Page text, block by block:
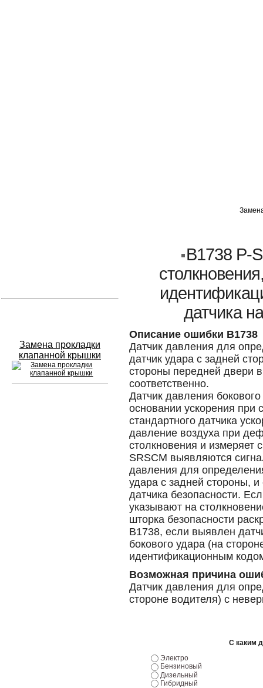
Замена прокладки
клапанной крышки
B1738 P-
датчика
Описание ошибки B1738
Датчик давления для
датчик удара с задней
стороны передней двери
соответственно.
Датчик давления
основании ускорения при
стандартного датчика
давление воздуха при
столкновения и измеряет
SRSCM выявляются
давления для
удара с задней стороны, и
датчика безопасности.
указывают на
шторка безопасности
B1738, если выявлен
бокового удара (на
идентификационным
Возможная причина
Датчик давления для
стороне водителя) с
С каким
Электро
Бензиновый
Дизельный
Гибридный